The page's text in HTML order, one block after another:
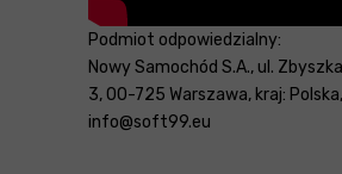
Podmiot odpowiedzialny:
Nowy Samochód S.A., ul.
3, 00-725 Warszawa, kraj:
info@soft99.eu